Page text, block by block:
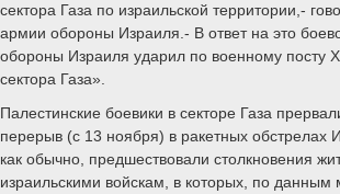
сектора Газа по израильской территории,-
армии обороны Израиля.- В ответ на это
обороны Израиля ударил по военному посту
сектора Газа».
Палестинские боевики в секторе Газа
перерыв (с 13 ноября) в ракетных обстрелах
как обычно, предшествовали столкновения
израильскими войскам, в которых, по данным